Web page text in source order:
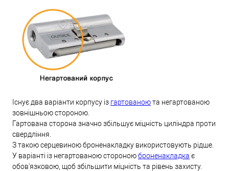
Існує два варіанти корпусу із гартованоюта негартованою
зовнішньою стороною.
Гартована сторона значно збільшує міцність циліндра проти
свердління.
З такою серцевиною броненакладку використовують рідше.
У варіанті із негартованою стороноюброненакладка є
обов'язковою, щоб збільшити міцність та рівень захисту.